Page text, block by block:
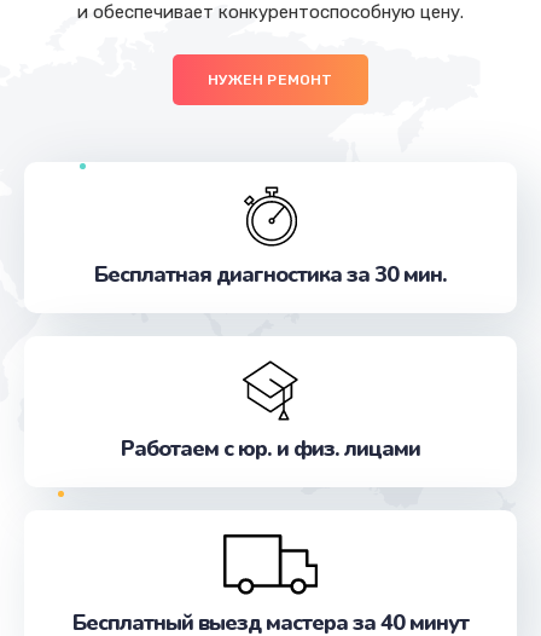
и обеспечивает конкурентоспособную цену.
НУЖЕН РЕМОНТ
Бесплатная диагностика за 30 мин.
Работаем с юр. и физ. лицами
Бесплатный выезд мастера за 40 минут